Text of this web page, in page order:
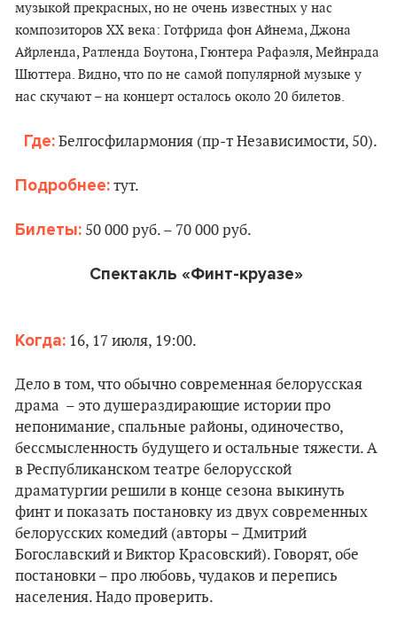
музыкой прекрасных, но не очень известных у нас
композиторов ХХ века: Готфрида фон Айнема, Джона
Айрленда, Ратленда Боутона, Гюнтера Рафаэля, Мейнрада
Шюттера. Видно, что по не самой популярной музыке у
нас скучают – на концерт осталось около 20 билетов.
Где: Белгосфилармония (пр-т Независимости, 50).
Подробнее: тут.
Билеты: 50 000 руб. – 70 000 руб.
Спектакль «Финт-круазе»
Когда: 16, 17 июля, 19:00.
Дело в том, что обычно современная белорусская
драма – это душераздирающие истории про
непонимание, спальные районы, одиночество,
бессмысленность будущего и остальные тяжести. А
в Республиканском театре белорусской
драматургии решили в конце сезона выкинуть
финт и показать постановку из двух современных
белорусских комедий (авторы – Дмитрий
Богославский и Виктор Красовский). Говорят, обе
постановки – про любовь, чудаков и перепись
населения. Надо проверить.